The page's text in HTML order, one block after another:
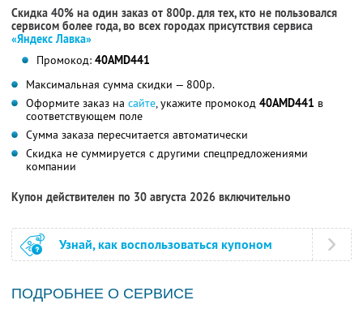
Скидка 40% на один заказ от 800р. для тех, кто не пользовался
сервисом более года, во всех городах присутствия сервиса
«Яндекс Лавка»
Промокод: 40AMD441
Максимальная сумма скидки — 800р.
Оформите заказ на сайте, укажите промокод 40AMD441 в
соответствующем поле
Сумма заказа пересчитается автоматически
Скидка не суммируется с другими спецпредложениями
компании
Купон действителен по 30 августа 2026 включительно
Узнай, как воспользоваться купоном
ПОДРОБНЕЕ О СЕРВИСЕ